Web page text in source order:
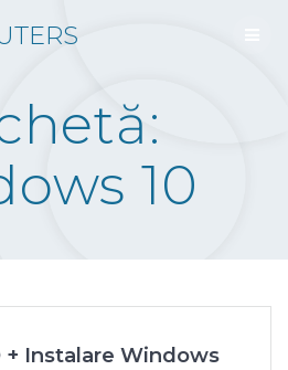
to
10
+ Instalare Windows